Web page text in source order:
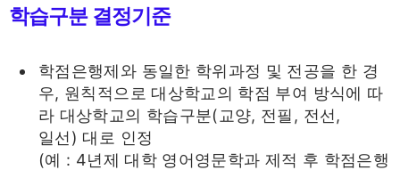
학습구분 결정기준
학점은행제와 동일한 학위과정 및 전공을 한 경
우, 원칙적으로 대상학교의 학점 부여 방식에 따
라 대상학교의 학습구분(교양, 전필, 전선,
일선) 대로 인정
(예 : 4년제 대학 영어영문학과 제적 후 학점은행